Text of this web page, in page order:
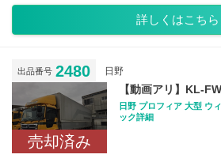
詳しくはこちら
出品番号 2480 日野
売却済み
【動画アリ】KL-
日野 プロフィア 大型 ウ
ック詳細